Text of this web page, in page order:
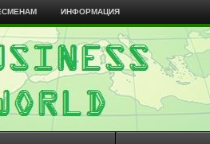
ИНФОРМАЦИЯ